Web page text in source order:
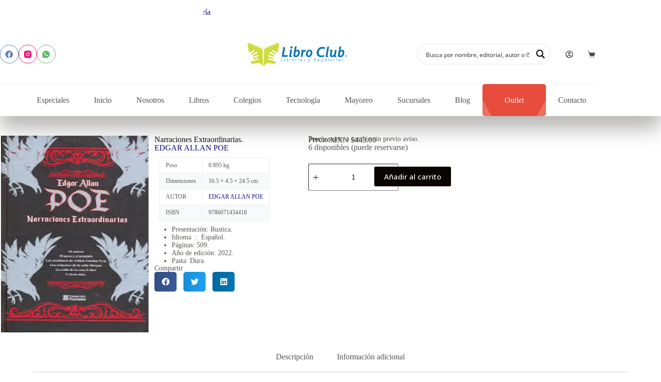
Especiales Inicio Nosotros Libros Colegios Tecnología Mayoreo Sucursales Blog Outlet Contacto
Narraciones Extraordinarias.
EDGAR ALLAN POE
Peso 0.895 kg
Dimensiones 16.5 × 4.5 × 24.5 cm
AUTOR EDGAR ALLAN POE
ISBN 9786071434418
Presentación: Rustica.
Idioma ‏ : ‎Español.
Páginas: 509.
Año de edición: 2022.
Pasta: Dura.
Compartir
Precio:MXN $443.00
Precio sujeto a cambio sin previo aviso.
6 disponibles (puede reservarse)
Añadir al carrito
Descripción Información adicional